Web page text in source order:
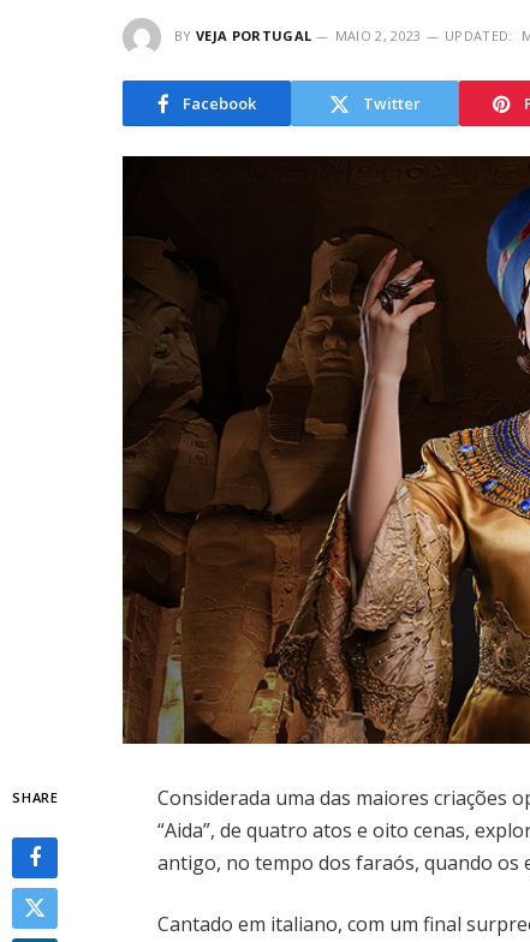
BY VEJA PORTUGAL MAIO 2, 2023 UPDATED:
Facebook Twitter
SHARE
Considerada uma das maiores criações
“Aida”, de quatro atos e oito cenas,
antigo, no tempo dos faraós, quando os
Cantado em italiano, com um final